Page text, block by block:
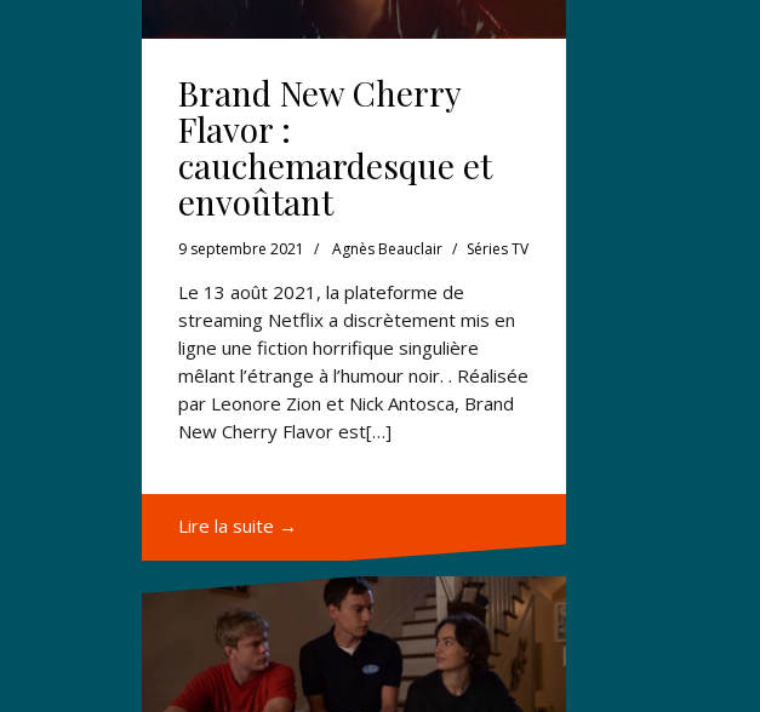
Brand New Cherry
Flavor :
cauchemardesque et
envoûtant
9 septembre 2021 Agnès Beauclair Séries TV
Le 13 août 2021, la plateforme de
streaming Netflix a discrètement mis en
ligne une fiction horrifique singulière
mêlant l’étrange à l’humour noir. . Réalisée
par Leonore Zion et Nick Antosca, Brand
New Cherry Flavor est[…]
Lire la suite →